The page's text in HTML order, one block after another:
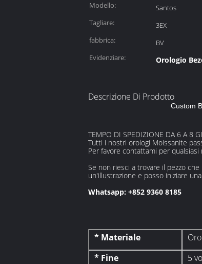
Modello:
Santos
Tagliare:
3EX
fabbrica:
BV
Evidenziare:
Orologio
Descrizione Di Prodotto
Custom
TEMPO DI SPEDIZIONE DA 6 A 8
Tutti i nostri orologi Moissanite
Per favore contattami per
Se non riesci a trovare il pezzo
un'illustrazione e posso iniziare
Whatsapp: +852 9360 8185
* Materiale
* Fine
5